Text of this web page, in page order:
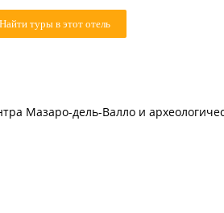
Найти туры в этот отель
Мазаро-дель-Валло и